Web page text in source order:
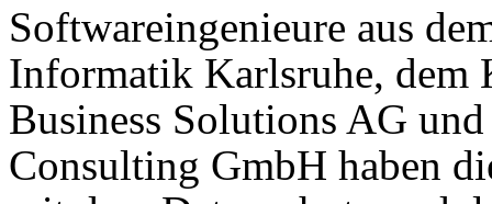
Softwareingenieure aus
Informatik Karlsruhe, dem
Business Solutions AG
Consulting GmbH haben